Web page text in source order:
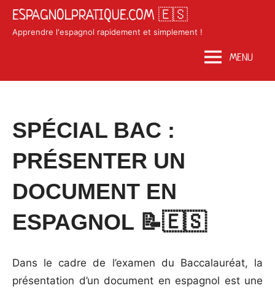
SkipESPAGNOLPRATIQUE.COM 🇪🇸
Apprendre l'espagnol rapidement et simplement !
MENU
Posted
on
octobre
28,
by
Matosan3142020
in
Grammaire
espagnole
SPÉCIAL BAC :
PRÉSENTER UN
DOCUMENT EN
ESPAGNOL 📝🇪🇸
Dans le cadre de l’examen du Baccalauréat, la
présentation d’un document en espagnol est une